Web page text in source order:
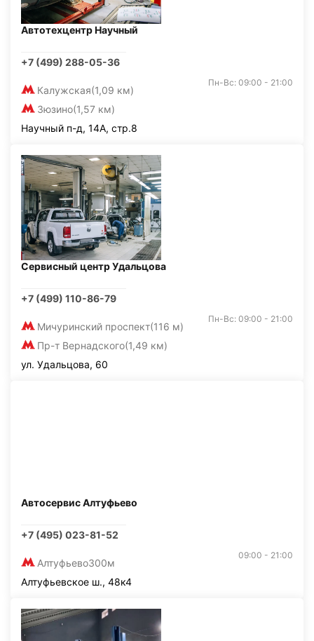
Автотехцентр Научный
+7 (499) 288-05-36
Калужская(1,09 км)
Зюзино(1,57 км)
Пн-Вс: 09:00 - 21:00
Научный п-д, 14А, стр.8
Сервисный центр Удальцова
+7 (499) 110-86-79
Мичуринский проспект(116 м)
Пр-т Вернадского(1,49 км)
Пн-Вс: 09:00 - 21:00
ул. Удальцова, 60
Автосервис Алтуфьево
+7 (495) 023-81-52
Алтуфьево300м
09:00 - 21:00
Алтуфьевское ш., 48к4